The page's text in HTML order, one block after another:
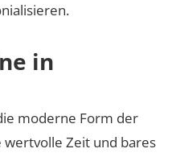
in
moderne Form der
wertvolle Zeit und bares